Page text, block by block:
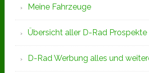
Meine Fahrzeuge
Übersicht aller D-Rad Prospekte
D-Rad Werbung alles und